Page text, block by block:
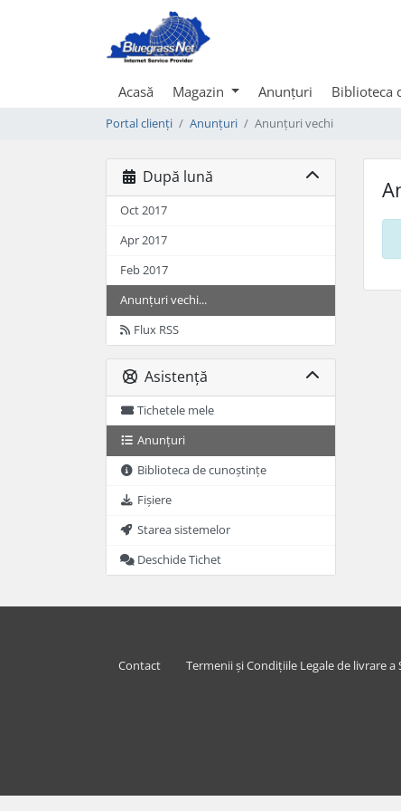
Acasă Magazin Anunțuri Biblioteca
Portal clienți Anunțuri Anunțuri vechi
După lună
Oct 2017
Apr 2017
Feb 2017
Anunțuri vechi...
Flux RSS
Asistență
Tichetele mele
Anunțuri
Biblioteca de cunoștințe
Fișiere
Starea sistemelor
Deschide Tichet
Contact Termenii și Condițiile Legale de livrare a